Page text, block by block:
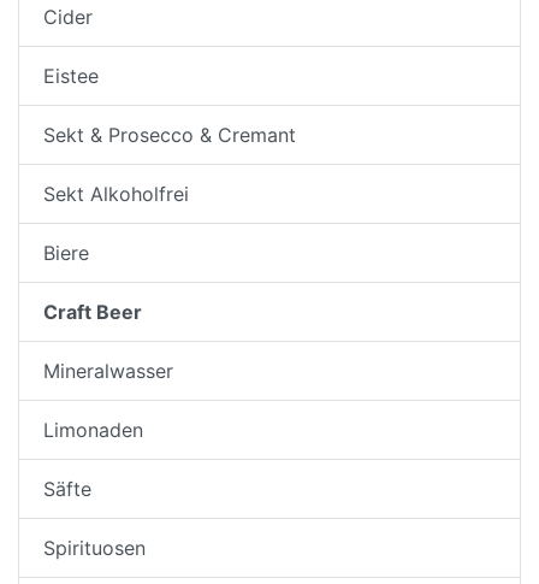
Cider
Eistee
Sekt & Prosecco & Cremant
Sekt Alkoholfrei
Biere
Craft Beer
Mineralwasser
Limonaden
Säfte
Spirituosen